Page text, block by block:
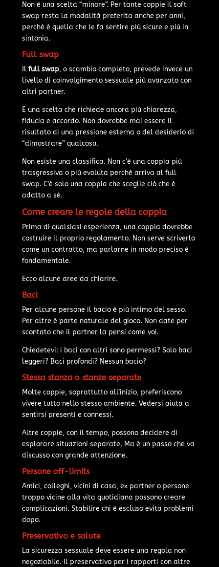
Non è una scelta “minore”. Per tante coppie il soft
swap resta la modalità preferita anche per anni,
perché è quella che le fa sentire più sicure e più in
sintonia.
Full swap
Il full swap, o scambio completo, prevede invece un
livello di coinvolgimento sessuale più avanzato con
altri partner.
È una scelta che richiede ancora più chiarezza,
fiducia e accordo. Non dovrebbe mai essere il
risultato di una pressione esterna o del desiderio di
“dimostrare” qualcosa.
Non esiste una classifica. Non c’è una coppia più
trasgressiva o più evoluta perché arriva al full
swap. C’è solo una coppia che sceglie ciò che è
adatto a sé.
Come creare le regole della coppia
Prima di qualsiasi esperienza, una coppia dovrebbe
costruire il proprio regolamento. Non serve scriverlo
come un contratto, ma parlarne in modo preciso è
fondamentale.
Ecco alcune aree da chiarire.
Baci
Per alcune persone il bacio è più intimo del sesso.
Per altre è parte naturale del gioco. Non date per
scontato che il partner la pensi come voi.
Chiedetevi: i baci con altri sono permessi? Solo baci
leggeri? Baci profondi? Nessun bacio?
Stessa stanza o stanze separate
Molte coppie, soprattutto all’inizio, preferiscono
vivere tutto nello stesso ambiente. Vedersi aiuta a
sentirsi presenti e connessi.
Altre coppie, con il tempo, possono decidere di
esplorare situazioni separate. Ma è un passo che va
discusso con grande attenzione.
Persone off-limits
Amici, colleghi, vicini di casa, ex partner o persone
troppo vicine alla vita quotidiana possono creare
complicazioni. Stabilire chi è escluso evita problemi
dopo.
Preservativo e salute
La sicurezza sessuale deve essere una regola non
negoziabile. Il preservativo per i rapporti con altre